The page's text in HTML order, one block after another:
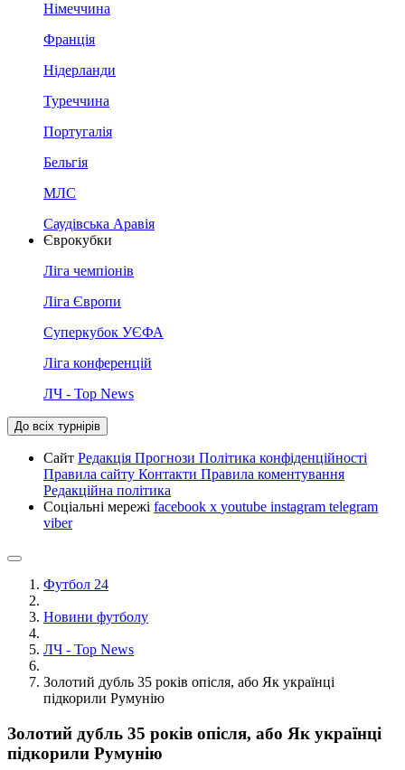
Німеччина
Франція
Нідерланди
Туреччина
Португалія
Бельгія
МЛС
Саудівська Аравія
Єврокубки
Ліга чемпіонів
Ліга Європи
Суперкубок УЄФА
Ліга конференцій
ЛЧ - Top News
До всіх турнірів
Сайт Редакція Прогнози Політика конфіденційності
Правила сайту Контакти Правила коментування
Редакційна політика
Соціальні мережі facebook x youtube instagram telegram
viber
Футбол 24
Новини футболу
ЛЧ - Top News
Золотий дубль 35 років опісля, або Як українці
підкорили Румунію
Золотий дубль 35 років опісля, або Як українці
підкорили Румунію